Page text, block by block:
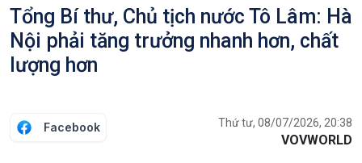
Tổng Bí thư, Chủ tịch nước Tô Lâm: Hà
Nội phải tăng trưởng nhanh hơn, chất
lượng hơn
Facebook Thứ tư, 08/07/2026, 20:38
VOVWORLD